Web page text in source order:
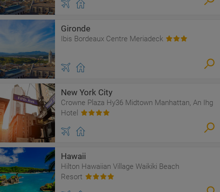
Gironde
Ibis Bordeaux Centre Meriadeck
New York City
Crowne Plaza Hy36 Midtown Manhattan, An Ihg
Hotel
Hawaii
Hilton Hawaiian Village Waikiki Beach
Resort